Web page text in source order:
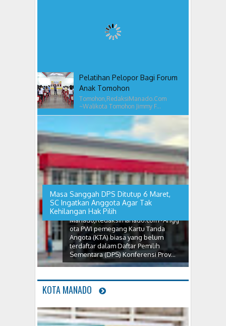
Pelatihan Pelopor Bagi Forum
Anak Tomohon
Tomohon,RedaksiManado.Com
~Walikota Tomohon Jimmy F...
Masa Sanggah DPS Ditutup 6 Maret,
SC Ingatkan Anggota Agar Tak
Kehilangan Hak Pilih
Manado,Redaksimanado.com~Angg
ota PWI pemegang Kartu Tanda
Angota (KTA) biasa yang belum
terdaftar dalam Daftar Pemilih
Sementara (DPS) Konferensi Prov...
KOTA MANADO